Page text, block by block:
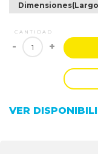
CANTIDAD
- +
VER